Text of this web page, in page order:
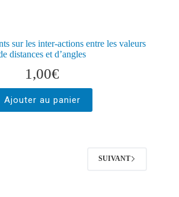
sur les inter-actions entre les valeurs
distances et d’angles
1,00€
Ajouter au panier
SUIVANT